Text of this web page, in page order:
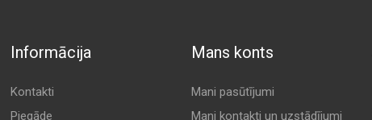
Informācija
Kontakti
Piegāde
Mans konts
Mani pasūtījumi
Mani kontakti un uzstādījumi